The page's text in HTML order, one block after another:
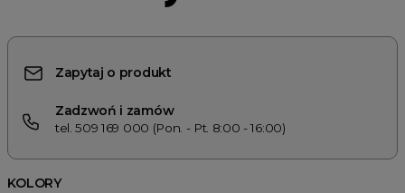
Zapytaj o produkt
Zadzwoń i zamów
tel. 509 169 000 (Pon. - Pt. 8:00 - 16:00)
KOLORY